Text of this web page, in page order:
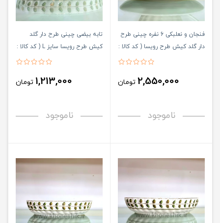
فنجان و نعلبکی 6 نفره چینی طرح
دار گلد کیش طرح رویسا ( کد کالا :
2,550,000 تومان
ناموجود
تابه بیضی چینی طرح دار گلد
کیش طرح رویسا سایز L ( کد کالا :
1,213,000 تومان
ناموجود